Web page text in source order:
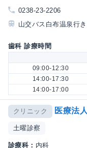
0238-23-2206
山交バス白布温泉行
歯科 診療時間
09:00-12:30
14:00-17:30
14:00-17:00
クリニック 医療法
土曜診察
診療科： 内科